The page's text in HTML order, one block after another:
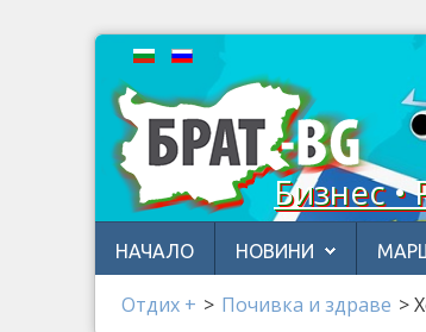
Бизнес •
НАЧАЛО НОВИНИ
Отдих + > Почивка и здраве >